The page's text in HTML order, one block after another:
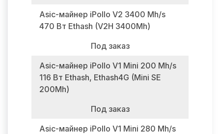
Asic-майнер iPollo V2 3400 Mh/s
470 Вт Ethash (V2H 3400Mh)
Под заказ
Asic-майнер iPollo V1 Mini 200 Mh/s
116 Вт Ethash, Ethash4G (Mini SE
200Mh)
Под заказ
Asic-майнер iPollo V1 Mini 280 Mh/s